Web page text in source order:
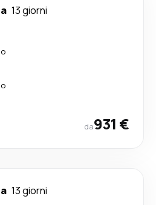
13 giorni
da931 €
13 giorni